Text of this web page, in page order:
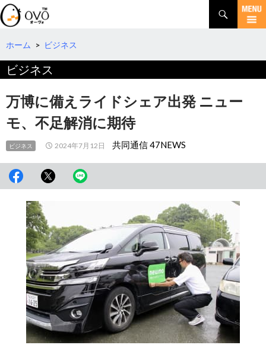
検
索
コ
テ
へ
移
動
ホーム > ビジネス
ビジネス
万博に備えライドシェア出発 ニュー
モ、不足解消に期待
ビジネス 2024年7月12日 共同通信 47NEWS